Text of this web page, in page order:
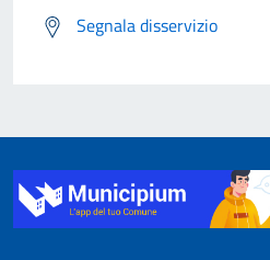
Segnala disservizio